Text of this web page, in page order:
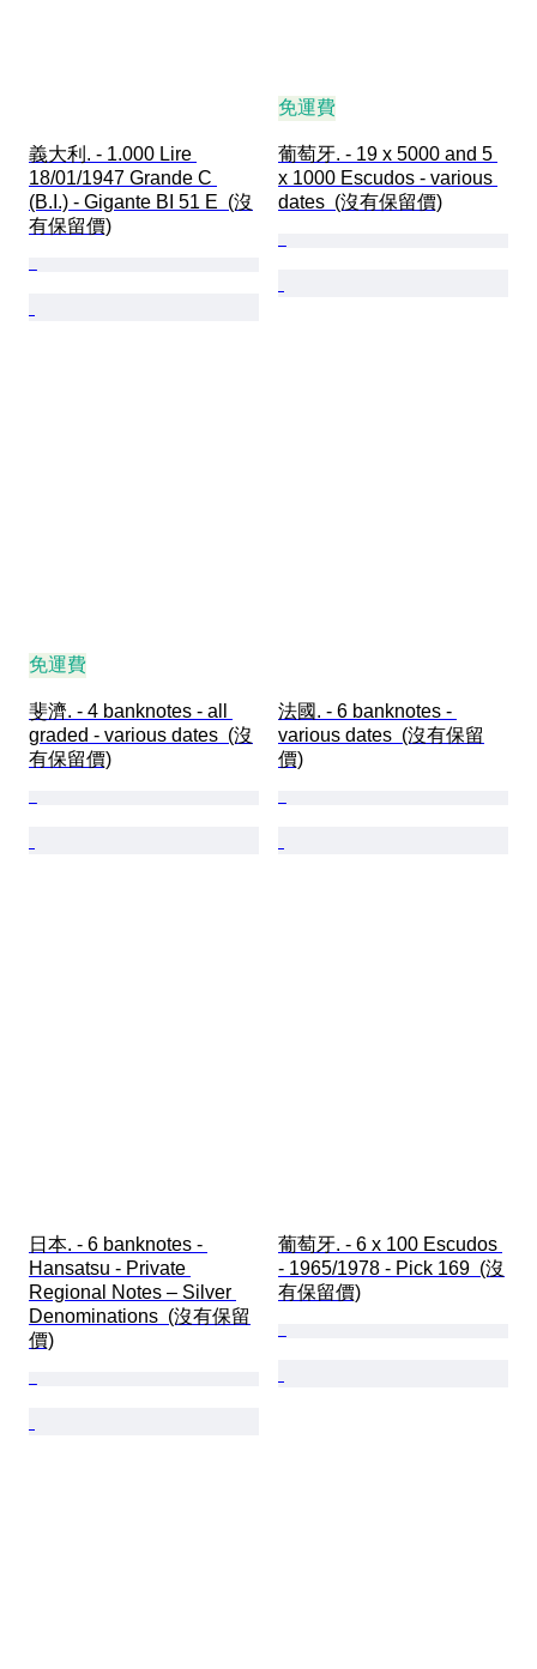
義大利. - 1.000 Lire
18/01/1947 Grande C
(B.I.) - Gigante BI 51 E  (沒
有保留價)
免運費
葡萄牙. - 19 x 5000 and 5
x 1000 Escudos - various
dates  (沒有保留價)
免運費
斐濟. - 4 banknotes - all
graded - various dates  (沒
有保留價)
法國. - 6 banknotes -
various dates  (沒有保留
價)
日本. - 6 banknotes -
Hansatsu - Private
Regional Notes – Silver
Denominations  (沒有保留
價)
葡萄牙. - 6 x 100 Escudos
- 1965/1978 - Pick 169  (沒
有保留價)